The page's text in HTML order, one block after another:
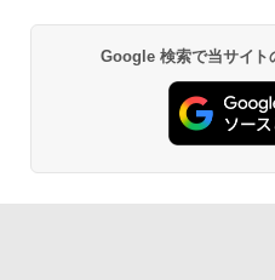
子書籍】
Anker
全ワイヤレ
セリング
間再生 / コ
5 防塵防水
BRUCE
[Explicit]
￥250
by Amazon
富士山の天
ウォーター
ットル
￥1,380
薬屋のひと
ンガンコミ
￥770
Google 検索で当サイト